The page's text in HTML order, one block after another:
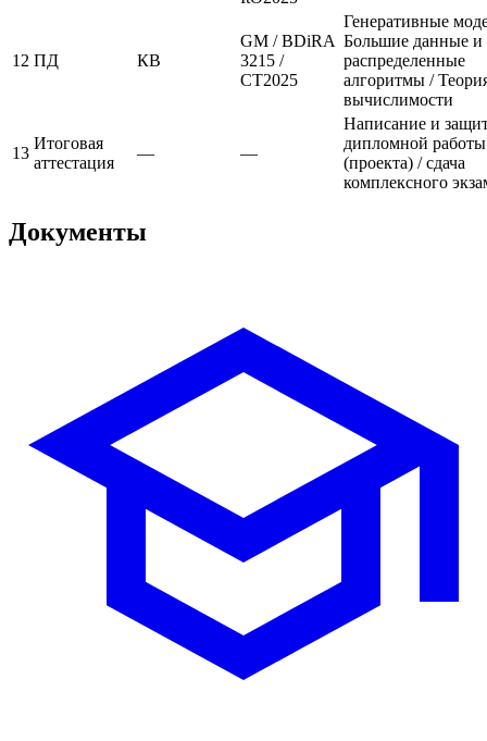
12 ПД КВ
GM / BDiRA
3215 /
CT2025
Генеративные
Большие данные и
распределенные
алгоритмы /
вычислимости
13
Итоговая
аттестация
— —
Написание и
дипломной работы
(проекта) / сдача
комплексного
Документы